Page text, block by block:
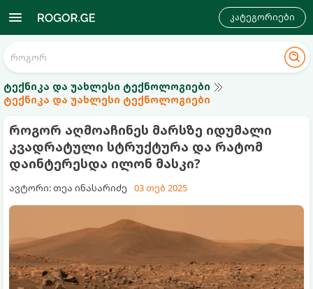
კატეგორიები
ტექნიკა და უახლესი ტექნოლოგიები
ტექნიკა და უახლესი ტექნოლოგიები
როგორ აღმოაჩინეს მარსზე იდუმალი
კვადრატული სტრუქტურა და რატომ
დაინტერესდა ილონ მასკი?
ავტორი: თეა ინასარიძე 03 თებ 2025